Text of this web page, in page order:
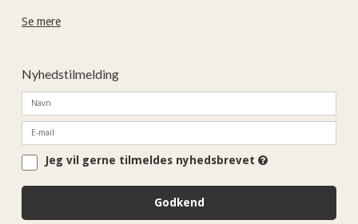
Se mere
Nyhedstilmelding
Jeg vil gerne tilmeldes nyhedsbrevet
Godkend